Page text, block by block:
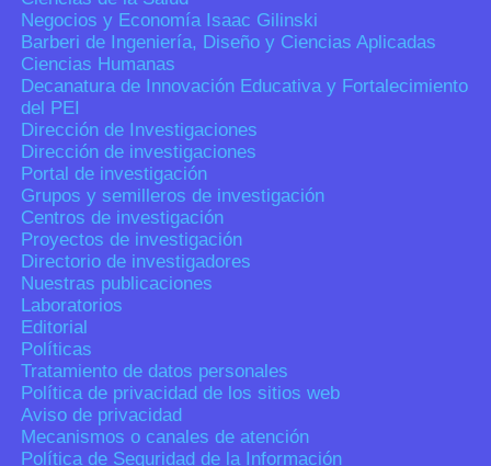
Negocios y Economía Isaac Gilinski
Barberi de Ingeniería, Diseño y Ciencias Aplicadas
Ciencias Humanas
Decanatura de Innovación Educativa y Fortalecimiento
del PEI
Dirección de Investigaciones
Dirección de investigaciones
Portal de investigación
Grupos y semilleros de investigación
Centros de investigación
Proyectos de investigación
Directorio de investigadores
Nuestras publicaciones
Laboratorios
Editorial
Políticas
Tratamiento de datos personales
Política de privacidad de los sitios web
Aviso de privacidad
Mecanismos o canales de atención
Política de Seguridad de la Información